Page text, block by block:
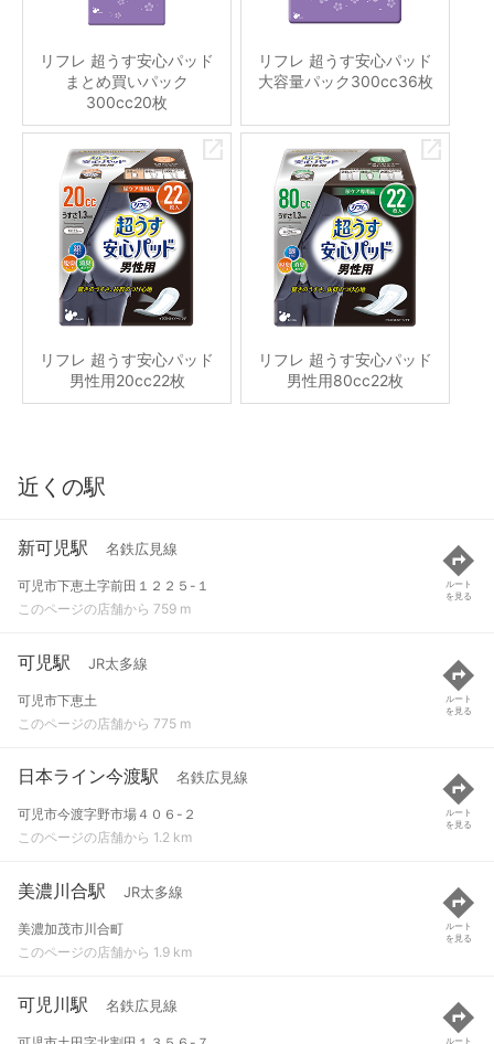
リフレ 超うす安心パッド
まとめ買いパック
300cc20枚
リフレ 超うす安心パッド
大容量パック300cc36枚
リフレ 超うす安心パッド
男性用20cc22枚
リフレ 超うす安心パッド
男性用80cc22枚
近くの駅
新可児駅 名鉄広見線
可児市下恵土字前田１２２５-１
このページの店舗から 759 m
ルート
を見る
可児駅 JR太多線
可児市下恵土
このページの店舗から 775 m
ルート
を見る
日本ライン今渡駅 名鉄広見線
可児市今渡字野市場４０６-２
このページの店舗から 1.2 km
ルート
を見る
美濃川合駅 JR太多線
美濃加茂市川合町
このページの店舗から 1.9 km
ルート
を見る
可児川駅 名鉄広見線
ルート